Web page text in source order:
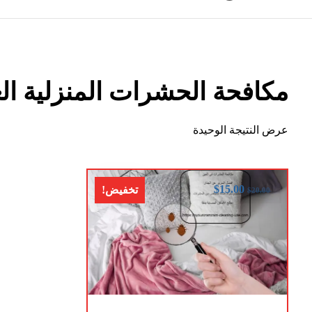
مكافحة الحشرات المنزلية
عرض النتيجة الوحيدة
تخفيض! $20.00
$15.00